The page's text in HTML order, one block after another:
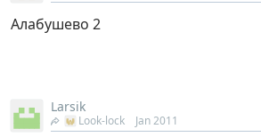
Алабушево 2
Larsik
Look-lock Jan 2011